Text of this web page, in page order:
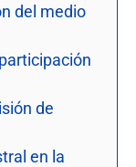
del medio
de
en la